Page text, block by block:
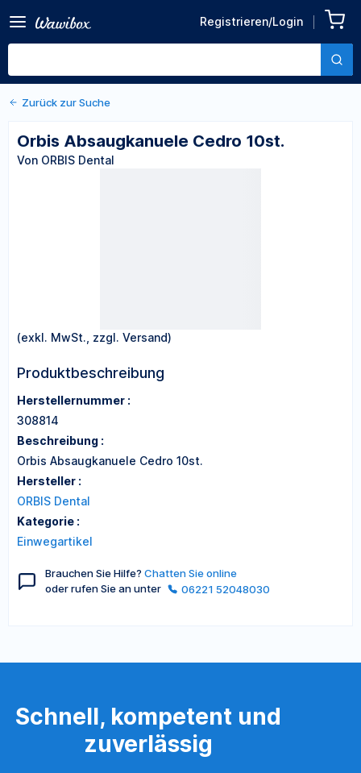
Registrieren/Login
10st.
Von ORBIS Dental
Zurück zu den Produktdetails
Zurück zur Suche
Orbis Absaugkanuele Cedro 10st.
Von ORBIS Dental
(exkl. MwSt., zzgl. Versand)
Produktbeschreibung
Herstellernummer :
308814
Beschreibung :
Orbis Absaugkanuele Cedro 10st.
Hersteller :
ORBIS Dental
Kategorie :
Einwegartikel
Brauchen Sie Hilfe? Chatten Sie online
oder rufen Sie an unter
06221 52048030
Schnell, kompetent und
zuverlässig